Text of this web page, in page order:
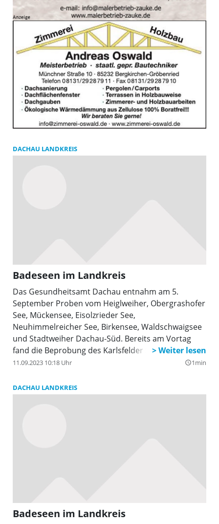
DACHAU LANDKREIS
Badeseen im Landkreis
Das Gesundheitsamt Dachau entnahm am 5.
September Proben vom Heiglweiher, Obergrashofer
See, Mückensee, Eisolzrieder See,
Neuhimmelreicher See, Birkensee, Waldschwaigsee
und Stadtweiher Dachau-Süd. Bereits am Vortag
fand die Beprobung des Karlsfelder Sees statt. Die
Wassertemperatur lag bei 19,7°C. All diese
11.09.2023 10:18 Uhr query_builder1min
DACHAU LANDKREIS
Badeseen im Landkreis